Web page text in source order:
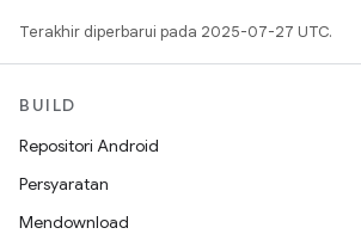
Terakhir diperbarui pada 2025-07-27 UTC.
BUILD
Repositori Android
Persyaratan
Mendownload